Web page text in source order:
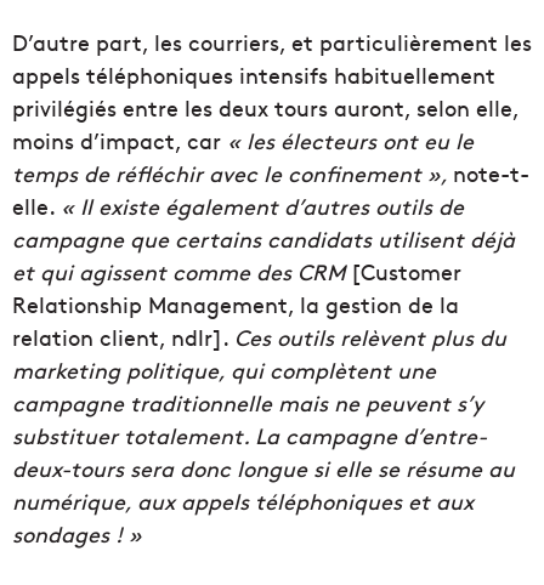
D’autre part, les courriers, et particulièrement les
appels téléphoniques intensifs habituellement
privilégiés entre les deux tours auront, selon elle,
moins d’impact, car « les électeurs ont eu le
temps de réfléchir avec le confinement », note-t-
elle. « Il existe également d’autres outils de
campagne que certains candidats utilisent déjà
et qui agissent comme des CRM [Customer
Relationship Management, la gestion de la
relation client, ndlr]. Ces outils relèvent plus du
marketing politique, qui complètent une
campagne traditionnelle mais ne peuvent s’y
substituer totalement. La campagne d’entre-
deux-tours sera donc longue si elle se résume au
numérique, aux appels téléphoniques et aux
sondages ! »